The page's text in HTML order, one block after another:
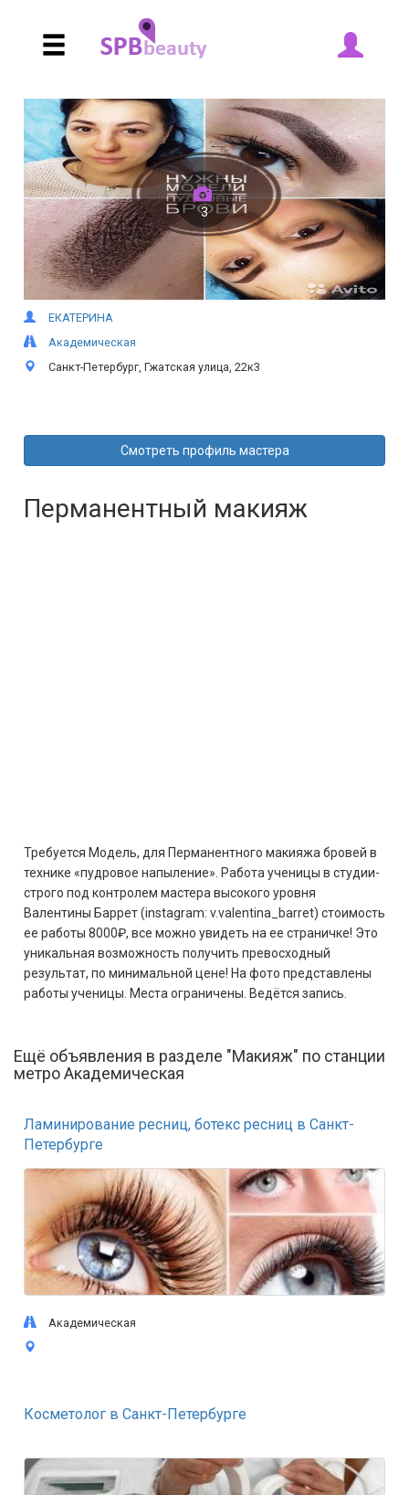
3
ЕКАТЕРИНА
Академическая
Санкт-Петербург, Гжатская улица, 22к3
Смотреть профиль мастера
Перманентный макияж
Требуется Модель, для Перманентного макияжа бровей в
технике «пудровое напыление». Работа ученицы в студии-
строго под контролем мастера высокого уровня
Валентины Баррет (instagram: v.valentina_barret) стоимость
ее работы 8000₽, все можно увидеть на ее страничке! Это
уникальная возможность получить превосходный
результат, по минимальной цене! На фото представлены
работы ученицы. Места ограничены. Ведётся запись.
Ещё объявления в разделе "Макияж" по станции
метро Академическая
Ламинирование ресниц, ботекс ресниц в Санкт-
Петербурге
Академическая
Косметолог в Санкт-Петербурге